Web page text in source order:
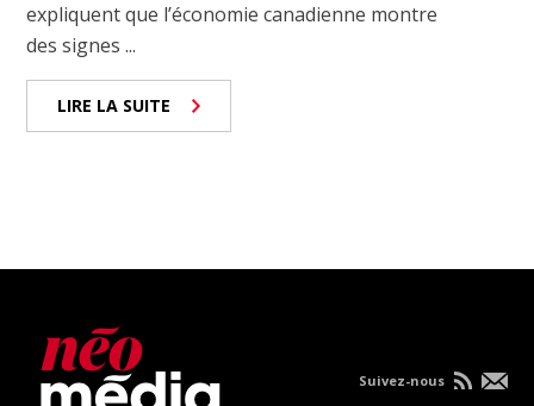
expliquent que l’économie canadienne montre
des signes ...
LIRE LA SUITE
Suivez-nous